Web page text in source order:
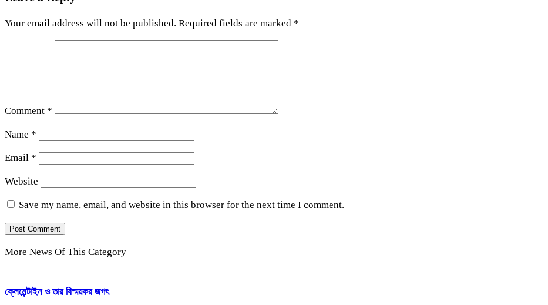
Your email address will not be published. Required fields are marked *
Comment *
Name *
Email *
Website
Save my name, email, and website in this browser for the next time I comment.
More News Of This Category
ক্লেমেন্টাইন ও তার বিস্ময়কর জগৎ